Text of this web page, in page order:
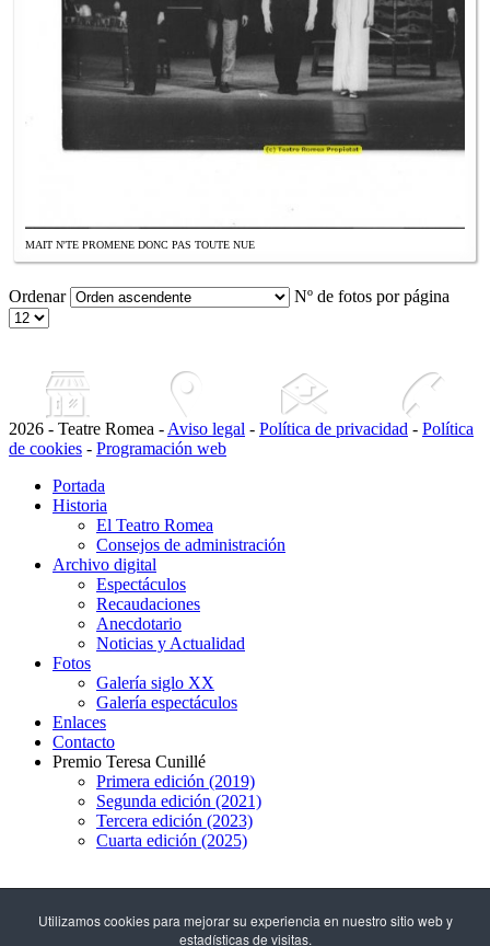
MAIT N'TE PROMENE DONC PAS TOUTE NUE
Ordenar Nº de fotos por página
2026 - Teatre Romea - Aviso legal - Política de privacidad - Política
de cookies - Programación web
Portada
Historia
El Teatro Romea
Consejos de administración
Archivo digital
Espectáculos
Recaudaciones
Anecdotario
Noticias y Actualidad
Fotos
Galería siglo XX
Galería espectáculos
Enlaces
Contacto
Premio Teresa Cunillé
Primera edición (2019)
Segunda edición (2021)
Tercera edición (2023)
Cuarta edición (2025)
Utilizamos cookies para mejorar su experiencia en nuestro sitio web y
estadísticas de visitas.